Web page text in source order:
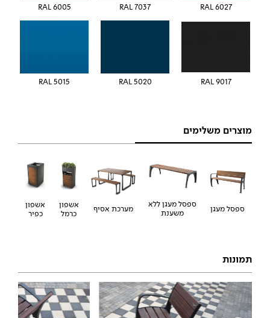
RAL 6027
RAL 7037
RAL 6005
RAL 9017
5020 RAL
5015 RAL
מוצרים משלימים
ספסל מעגן
ספסל מעגן ללא
משענת
מערכת אסיף
אשפון
כרמל
אשפון
כפיר
תמונות